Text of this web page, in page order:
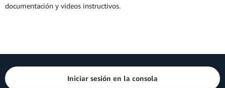
documentación y videos instructivos.
Iniciar sesión en la consola